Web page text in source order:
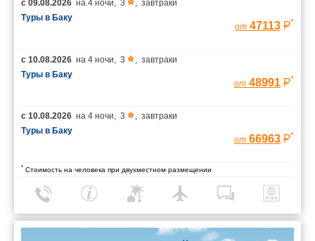
с 09.08.2026 на 4 ночи 3
завтраки
Туры в Баку
от 47113 *
с 10.08.2026 на 4 ночи 3
завтраки
Туры в Баку
от 48991 *
с 10.08.2026 на 4 ночи 3
завтраки
Туры в Баку
от 66963 *
* Стоимость на человека при двухместном размещении